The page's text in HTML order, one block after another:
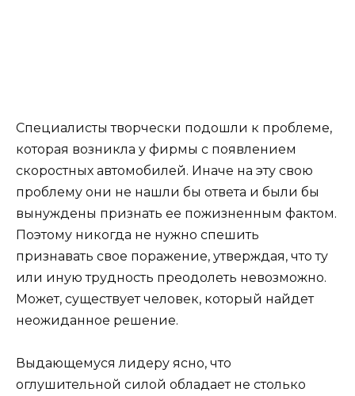
Специалисты творчески подошли к проблеме,
которая возникла у фирмы с появлением
скоростных автомобилей. Иначе на эту свою
проблему они не нашли бы ответа и были бы
вынуждены признать ее пожизненным фактом.
Поэтому никогда не нужно спешить
признавать свое поражение, утверждая, что ту
или иную трудность преодолеть невозможно.
Может, существует человек, который найдет
неожиданное решение.
Выдающемуся лидеру ясно, что
оглушительной силой обладает не столько